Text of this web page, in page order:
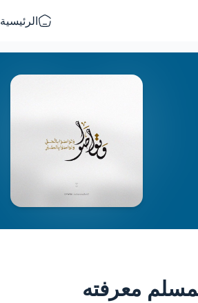
الرئيسية
معرفته